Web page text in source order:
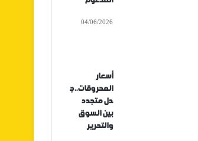
04/06/2026
أسعار
المحروقات..ج
دل متجدد
بين السوق
والتحرير